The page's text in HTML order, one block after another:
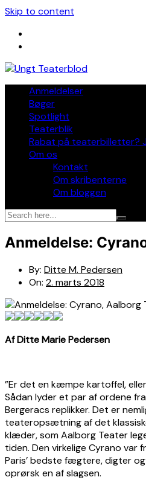
Skip to content
Anmeldelser
Bøger
Spotlight
Teaterblik
Rabat på teaterbilletter?
Om os
Kontakt
Om skribenterne
Om bloggen
Anmeldelse:
By: Ditte M. Pedersen
On: 2. marts 2018
Af Ditte Marie Pedersen
”Er det en kæmpe kartoffel,
Sådan lyder et par af ordene
Bergeracs replikker. Det er
teateropsætning af det
klæder, som Aalborg Teater
tiden. Den virkelige Cyrano var
Paris’ bedste fægtere, digter
oprørsk en af slagsen.